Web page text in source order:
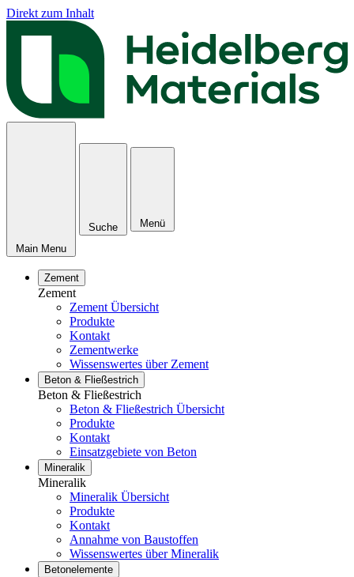
Direkt zum Inhalt
Main Menu
Suche Menü
Zement
Zement
Zement Übersicht
Produkte
Kontakt
Zementwerke
Wissenswertes über Zement
Beton & Fließestrich
Beton & Fließestrich
Beton & Fließestrich Übersicht
Produkte
Kontakt
Einsatzgebiete von Beton
Mineralik
Mineralik
Mineralik Übersicht
Produkte
Kontakt
Annahme von Baustoffen
Wissenswertes über Mineralik
Betonelemente